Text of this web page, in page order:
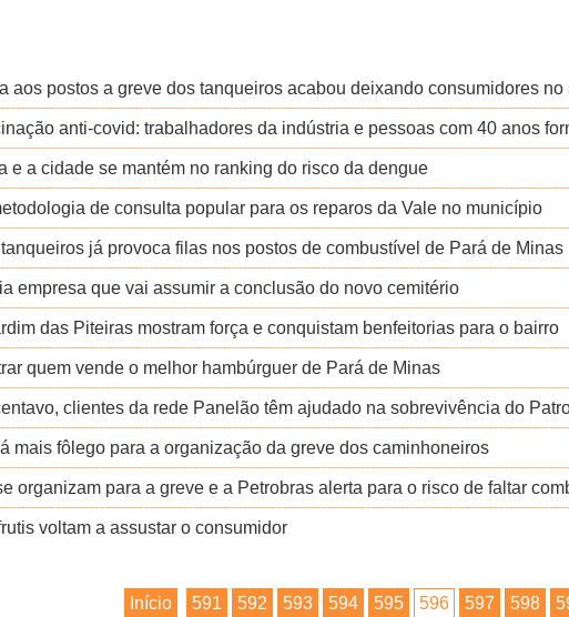
aos postos a greve dos tanqueiros acabou deixando consumidores
anti-covid: trabalhadores da indústria e pessoas com 40 anos
e a cidade se mantém no ranking do risco da dengue
de consulta popular para os reparos da Vale no município
já provoca filas nos postos de combustível de Pará de Minas
empresa que vai assumir a conclusão do novo cemitério
das Piteiras mostram força e conquistam benfeitorias para o bairro
quem vende o melhor hambúrguer de Pará de Minas
clientes da rede Panelão têm ajudado na sobrevivência do
mais fôlego para a organização da greve dos caminhoneiros
organizam para a greve e a Petrobras alerta para o risco de faltar
voltam a assustar o consumidor
Início 591 592 593 594 595 596 597 598